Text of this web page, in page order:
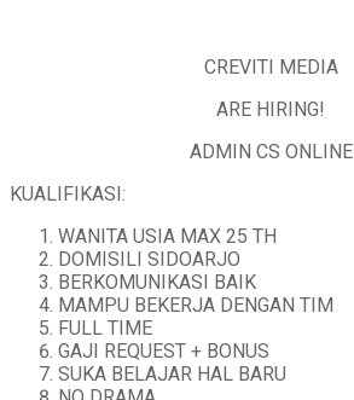
CREVITI MEDIA
ARE HIRING!
ADMIN CS ONLINE
KUALIFIKASI:
WANITA USIA MAX 25 TH
DOMISILI SIDOARJO
BERKOMUNIKASI BAIK
MAMPU BEKERJA DENGAN TIM
FULL TIME
GAJI REQUEST + BONUS
SUKA BELAJAR HAL BARU